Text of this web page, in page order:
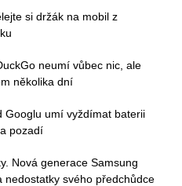
si držák na mobil z
neumí vůbec nic, ale
několika dní
Googlu umí vyždímat baterii
pozadí
Nová generace Samsung
nedostatky svého předchůdce